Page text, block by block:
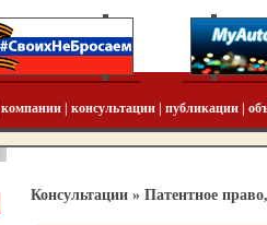
компании консультации публикации
Консультации » Патентное